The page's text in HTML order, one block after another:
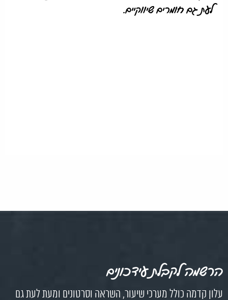
לעת גם חומרים שיווקיים.
הרשמה לקבלת עידכונים
עלון קדמה כולל מערכי שיעור, השראה וסרטונים ומעת לעת גם